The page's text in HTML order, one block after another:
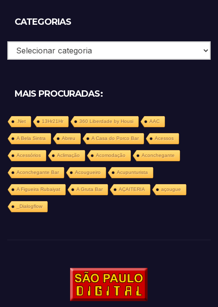
CATEGORIAS
Categorias
MAIS PROCURADAS:
.Net 13Hr21Hr 360 Liberdade by Housi AAC
A Bela Sintra Abreu A Casa do Porco Bar Acessos
Acessórios Aclimação Acomodação Aconchegante
Aconchegante Bar Acougueiro Acupunturista
A Figueira Rubaiyat A Gruta Bar AÇAITERIA açougue
_Dialogflow